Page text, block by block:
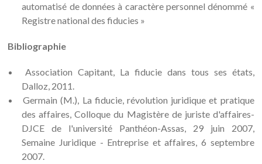
automatisé de données à caractère personnel dénommé «
Registre national des fiducies »
Bibliographie
Association Capitant, La fiducie dans tous ses états,
Dalloz, 2011.
Germain (M.), La fiducie, révolution juridique et pratique
des affaires, Colloque du Magistère de juriste d'affaires-
DJCE de l'université Panthéon-Assas, 29 juin 2007,
Semaine Juridique - Entreprise et affaires, 6 septembre
2007.